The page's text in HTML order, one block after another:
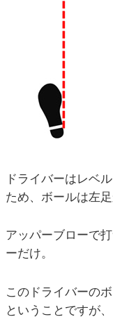
ドライバーはレベ
ため、ボールは左
アッパーブローで
ーだけ。
このドライバーの
ということですが